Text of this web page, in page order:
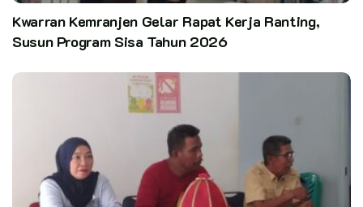
Kwarran Kemranjen Gelar Rapat Kerja Ranting,
Susun Program Sisa Tahun 2026